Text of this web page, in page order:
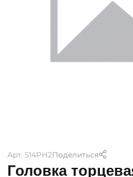
Арт. S14PH2Поделиться
Головка